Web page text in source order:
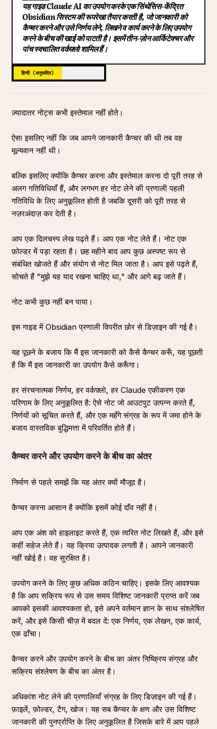
ब्लॉग
अपडेट
यह गाइड Claude AI का उपयोग करके एक सिंथेसिस-केंद्रित
Obsidian सिस्टम की रूपरेखा तैयार करती है, जो जानकारी को
कैप्चर करने और उसे निर्णय लेने, लिखने व कार्य करने के लिए उपयोग
करने के बीच की खाई को पाटती है। इसमें तीन-ज़ोन आर्किटेक्चर और
पांच स्वचालित वर्कफ़्लो शामिल हैं।
हिन्दी (अनुवादित)
ज़्यादातर नोट्स कभी इस्तेमाल नहीं होते।
ऐसा इसलिए नहीं कि जब आपने जानकारी कैप्चर की थी तब वह
मूल्यवान नहीं थी।
बल्कि इसलिए क्योंकि कैप्चर करना और इस्तेमाल करना दो पूरी तरह से
अलग गतिविधियाँ हैं, और लगभग हर नोट लेने की प्रणाली पहली
गतिविधि के लिए अनुकूलित होती है जबकि दूसरी को पूरी तरह से
नज़रअंदाज़ कर देती है।
आप एक दिलचस्प लेख पढ़ते हैं। आप एक नोट लेते हैं। नोट एक
फ़ोल्डर में पड़ा रहता है। छह महीने बाद आप कुछ अस्पष्ट रूप से
संबंधित खोजते हैं और संयोग से नोट मिल जाता है। आप इसे पढ़ते हैं,
सोचते हैं "मुझे यह याद रखना चाहिए था," और आगे बढ़ जाते हैं।
नोट कभी कुछ नहीं बन पाया।
इस गाइड में Obsidian प्रणाली विपरीत छोर से डिज़ाइन की गई है।
यह पूछने के बजाय कि मैं इस जानकारी को कैसे कैप्चर करूँ, यह पूछती
है कि मैं इस जानकारी का उपयोग कैसे करूँगा।
हर संरचनात्मक निर्णय, हर वर्कफ़्लो, हर Claude एकीकरण एक
परिणाम के लिए अनुकूलित है: ऐसे नोट जो आउटपुट उत्पन्न करते हैं,
निर्णयों को सूचित करते हैं, और एक महँगे संग्रह के रूप में जमा होने के
बजाय वास्तविक बुद्धिमत्ता में परिवर्तित होते हैं।
कैप्चर करने और उपयोग करने के बीच का अंतर
निर्माण से पहले समझें कि यह अंतर क्यों मौजूद है।
कैप्चर करना आसान है क्योंकि इसमें कोई दाँव नहीं है।
आप एक अंश को हाइलाइट करते हैं, एक त्वरित नोट लिखते हैं, और इसे
कहीं सहेज लेते हैं। यह क्रिया उत्पादक लगती है। आपने जानकारी
नहीं खोई है। वह सुरक्षित है।
उपयोग करने के लिए कुछ अधिक कठिन चाहिए। इसके लिए आवश्यक
है कि आप सक्रिय रूप से उस समय विशिष्ट जानकारी प्राप्त करें जब
आपको इसकी आवश्यकता हो, इसे अपने वर्तमान ज्ञान के साथ संश्लेषित
करें, और इसे किसी चीज़ में बदल दें: एक निर्णय, एक लेखन, एक कार्य,
एक ढाँचा।
कैप्चर करने और उपयोग करने के बीच का अंतर निष्क्रिय संग्रह और
सक्रिय संश्लेषण के बीच का अंतर है।
अधिकांश नोट लेने की प्रणालियाँ संग्रह के लिए डिज़ाइन की गई हैं।
फ़ाइलें, फ़ोल्डर, टैग, खोज। यह सब कैप्चर के क्षण और उस विशिष्ट
जानकारी की पुनर्प्राप्ति के लिए अनुकूलित है जिसके बारे में आप पहले